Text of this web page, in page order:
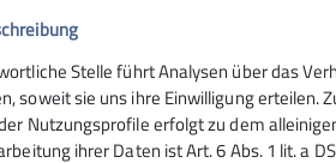
Stelle führt Analysen über das
soweit sie uns ihre Einwilligung
Nutzungsprofile erfolgt zu dem
ihrer Daten ist Art. 6 Abs. 1 lit. a